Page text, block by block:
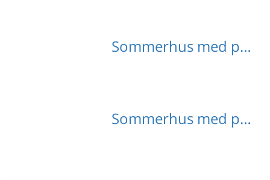
Sommerhus med pool Stubaital
Sommerhus med pool Wald